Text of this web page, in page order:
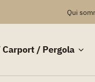
Qui
Carport / Pergola